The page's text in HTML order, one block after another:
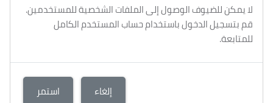
لا يمكن للضيوف الوصول إلى الملفات الشخصية للمستخدمين.
قم بتسجيل الدخول باستخدام حساب المستخدم الكامل
للمتابعة.
إلغاء استمر